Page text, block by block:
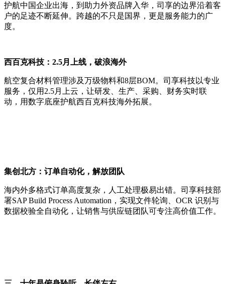
护航中国企业出海，到助力外资品牌入华，司享的边界沿着客
户的足迹不断延伸。跨越的不只是国界，更是服务能力的广
度。
西百克科技：2.5月上线，破浪海外
航空复合材料管理涉及万级物料和8层BOM。司享科技以专业
服务，仅用2.5月上云，让研发、生产、采购、财务实时联
动，用数字底座护航西百克科技海外拓展。
集创北方：订单自动化，解放团队
海内外多格式订单高度复杂，人工处理极易出错。司享科技部
署SAP Build Process Automation，实现文件轮询、OCR 识别与
数据校验全自动化，让销售与供应链团队可专注高价值工作。